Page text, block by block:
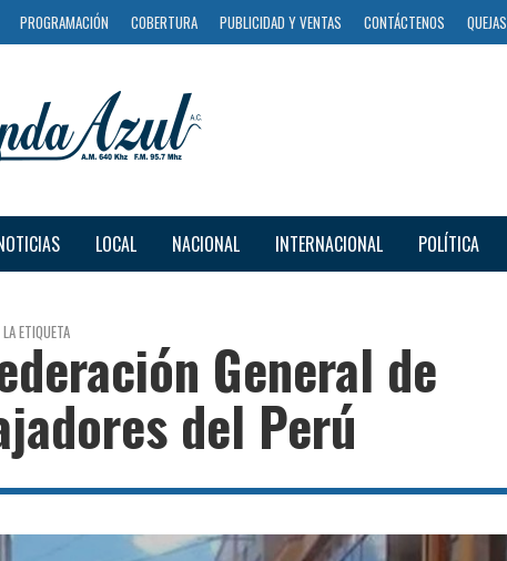
PROGRAMACIÓN COBERTURA PUBLICIDAD Y VENTAS CONTÁCTENOS QUEJAS
LOCAL NACIONAL INTERNACIONAL POLÍTICA
ETIQUETA General de
del Perú